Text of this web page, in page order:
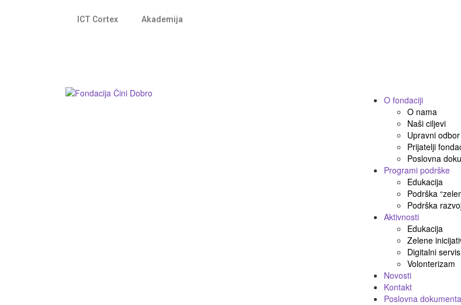
ICT Cortex Akademija
O fondaciji
O nama
Naši ciljevi
Upravni odbor
Prijatelji
Poslovna
Programi podrške
Edukacija
Podrška
Podrška
Aktivnosti
Edukacija
Zelene
Digitalni servis
Volonterizam
Novosti
Kontakt
Poslovna